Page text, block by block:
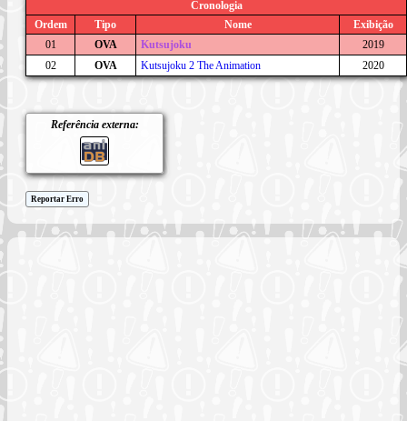
Cronologia
Ordem
Tipo Nome
Exibição
01
OVA Kutsujoku
2019
02
OVA Kutsujoku 2 The Animation 2020
Referência externa:
Reportar Erro